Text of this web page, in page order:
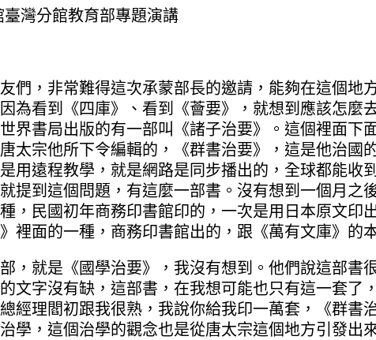
灣分館教育部專題演講
，非常難得這次承蒙部長的邀請，能夠在這個地
為看到《四庫》、看到《薈要》，就想到應該怎麼
界書局出版的有一部叫《諸子治要》。這個裡面下
太宗他所下令編輯的，《群書治要》，這是他治國
用遠程教學，就是網路是同步播出的，全球都能收
提到這個問題，有這麼一部書。沒有想到一個月之
，民國初年商務印書館印的，一次是用日本原文印
裡面的一種，商務印書館出的，跟《萬有文庫》的
就是《國學治要》，我沒有想到。他們說這部書
文字沒有缺，這部書，在我想可能也只有這一套了
經理閻初跟我很熟，我說你給我印一萬套，《群書
學，這個治學的觀念也是從唐太宗這個地方引發出